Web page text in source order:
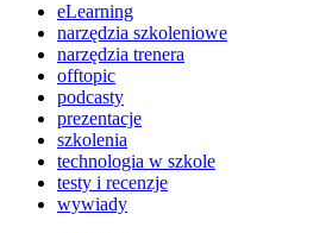
eLearning
narzędzia szkoleniowe
narzędzia trenera
offtopic
podcasty
prezentacje
szkolenia
technologia w szkole
testy i recenzje
wywiady